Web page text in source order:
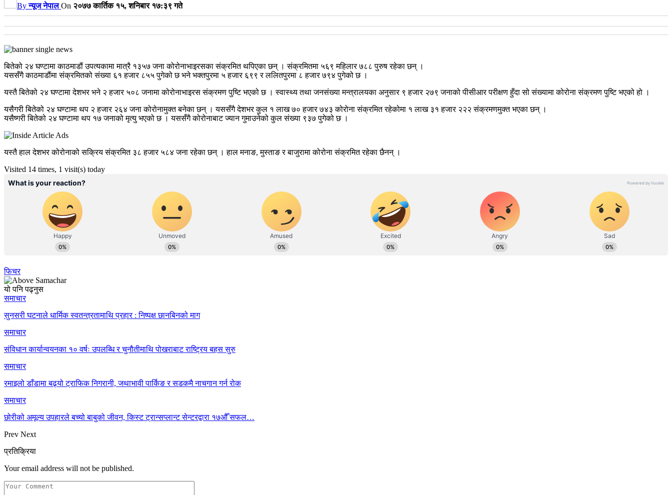
Byन्यूज नेपाल On २०७७ कार्तिक १५, शनिबार १७:३९ गते
बितेको २४ घण्टामा काठमाडौं उपत्यकामा मात्रै १३५७ जना कोरोनाभाइरसका संक्रमित थपिएका छन् । संक्रमितमा ५६९ महिलार ७८८ पुरुष रहेका छन् ।
यससँगै काठमाडौंमा संक्रमितको संख्या ६१ हजार ८५५ पुगेको छ भने भक्तपुरमा ५ हजार ६९९ र ललितपुरमा ८ हजार ७९४ पुगेको छ ।
यस्तै बितेको २४ घण्टामा देशभर भने २ हजार ५०८ जनामा कोरोनाभाइरस संक्रमण पुष्टि भएको छ । स्वास्थ्य तथा जनसंख्या मन्त्रालयका अनुसार ९ हजार २७९ जनाको पीसीआर परीक्षण हुँदा सो संख्यामा कोरोना संक्रमण पुष्टि भएको हो ।
यसैगरी बितेको २४ घण्टामा थप २ हजार २६४ जना कोरोनामुक्त बनेका छन् । यससँगै देशभर कुल १ लाख ७० हजार ७४३ कोरोना संक्रमित रहेकोमा १ लाख ३१ हजार २२२ संक्रमणमुक्त भएका छन् ।
यसैष्गरी बितेको २४ घण्टामा थप १७ जनाको मृत्यु भएको छ । यससँगै कोरोनाबाट ज्यान गुमाउनेको कुल संख्या ९३७ पुगेको छ ।
यस्तै हाल देशभर कोरोनाको सक्रिय संक्रमित ३८ हजार ५८४ जना रहेका छन् । हाल मनाङ, मुस्ताङ र बाजुरामा कोरोना संक्रमित रहेका छैनन् ।
Visited 14 times, 1 visit(s) today
फिचर
यो पनि पढ्नुस
समाचार
सुनसरी घटनाले धार्मिक स्वतन्त्रतामाथि प्रहार : निष्पक्ष छानबिनको माग
समाचार
संविधान कार्यान्वयनका १० वर्षः उपलब्धि र चुनौतीमाथि पोखराबाट राष्ट्रिय बहस सुरु
समाचार
रमाइलो डाँडामा बढ्यो ट्राफिक निगरानी, जथाभावी पार्किङ र सडकमै नाचगान गर्न रोक
समाचार
छोरीको अमूल्य उपहारले बच्यो बाबुको जीवन, किस्ट ट्रान्सप्लान्ट सेन्टरद्वारा १७औँ सफल…
Prev Next
प्रतिक्रिया
Your email address will not be published.